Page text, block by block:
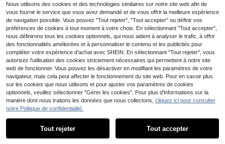
utons, imprimé écossais
15 .68
Breezaya Chemise d'été à manche
s longues avec motif floral aléatoir
e, Top à manches longues
100+ vendus (1000+)
CA$21.28
Nous utilisons des cookies et des technologies similaires sur notre site web afin de
vous fournir le service que vous avez demandé et de vous offrir la meilleure expérience
de navigation possible. Vous pouvez "Tout rejeter", "Tout accepter" ou définir vos
préférences de cookies à tout moment à votre choix. En sélectionnant "Tout accepter",
nous définirons tous les cookies optionnels, qui nous aident à analyser le trafic, à offrir
des fonctionnalités améliorées et à personnaliser le contenu et les publicités pour
compléter votre expérience d'achat avec SHEIN. En sélectionnant "Tout rejeter", vous
autorisez l'utilisation des cookies strictement nécessaires qui permettent à notre site
web de fonctionner. Vous pouvez les désactiver en modifiant les paramètres de votre
navigateur, mais cela peut affecter le fonctionnement du site web. Pour en savoir plus
sur les cookies que nous utilisons et pour ajuster vos paramètres de cookies
optionnels, veuillez sélectionner "Gérer les cookies". Pour plus d'informations sur la
manière dont nous traitons les données que nous collectons, cliquez ici pour consulter
notre Politique de confidentialité.
Tout rejeter Tout accepter